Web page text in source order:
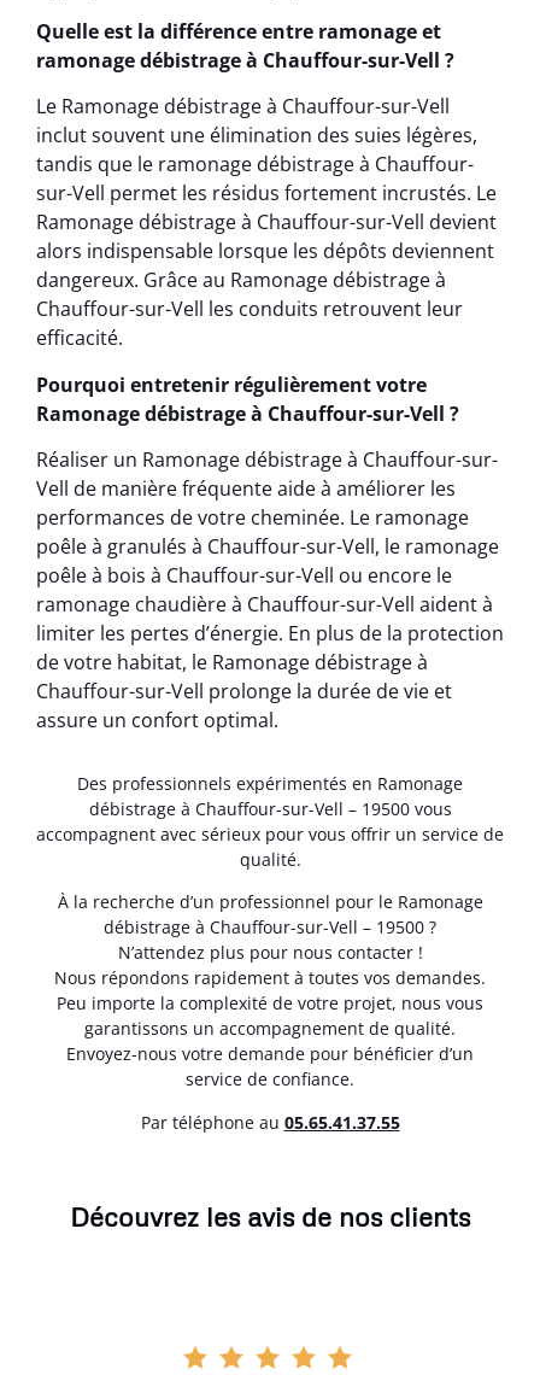
Quelle est la différence entre ramonage et
ramonage débistrage à Chauffour-sur-Vell ?
Le Ramonage débistrage à Chauffour-sur-Vell
inclut souvent une élimination des suies légères,
tandis que le ramonage débistrage à Chauffour-
sur-Vell permet les résidus fortement incrustés. Le
Ramonage débistrage à Chauffour-sur-Vell devient
alors indispensable lorsque les dépôts deviennent
dangereux. Grâce au Ramonage débistrage à
Chauffour-sur-Vell les conduits retrouvent leur
efficacité.
Pourquoi entretenir régulièrement votre
Ramonage débistrage à Chauffour-sur-Vell ?
Réaliser un Ramonage débistrage à Chauffour-sur-
Vell de manière fréquente aide à améliorer les
performances de votre cheminée. Le ramonage
poêle à granulés à Chauffour-sur-Vell, le ramonage
poêle à bois à Chauffour-sur-Vell ou encore le
ramonage chaudière à Chauffour-sur-Vell aident à
limiter les pertes d’énergie. En plus de la protection
de votre habitat, le Ramonage débistrage à
Chauffour-sur-Vell prolonge la durée de vie et
assure un confort optimal.
Des professionnels expérimentés en Ramonage
débistrage à Chauffour-sur-Vell – 19500 vous
accompagnent avec sérieux pour vous offrir un service de
qualité.
À la recherche d’un professionnel pour le Ramonage
débistrage à Chauffour-sur-Vell – 19500 ?
N’attendez plus pour nous contacter !
Nous répondons rapidement à toutes vos demandes.
Peu importe la complexité de votre projet, nous vous
garantissons un accompagnement de qualité.
Envoyez-nous votre demande pour bénéficier d’un
service de confiance.
Par téléphone au 05.65.41.37.55
Découvrez les avis de nos clients